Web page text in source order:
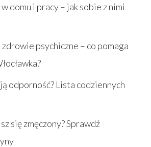
domu i pracy – jak sobie z nimi
psychiczne – co pomaga
odporność? Lista codziennych
się zmęczony? Sprawdź